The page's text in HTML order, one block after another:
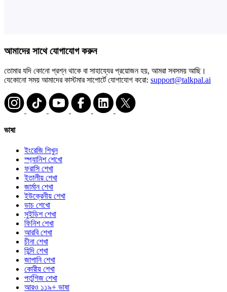
আমাদের সাথে যোগাযোগ করুন
তোমার যদি কোনো প্রশ্ন থাকে বা সাহায্যের প্রয়োজন হয়, আমরা সবসময় আছি।
যেকোনো সময় আমাদের কাস্টমার সাপোর্টে যোগাযোগ করো: support@talkpal.ai
ভাষা
ইংরেজি শিখুন
স্প্যানিশ শেখো
ফরাসি শেখা
ইতালীয় শেখা
জার্মান শেখা
ইউক্রেনীয় শেখা
ডাচ শেখো
সুইডিশ শেখা
ফিনিশ শেখা
আরবি শেখা
চীনা শেখা
হিন্দি শেখা
জাপানি শেখা
কোরীয় শেখা
পর্তুগিজ শেখা
আরও ১১৯+ ভাষা